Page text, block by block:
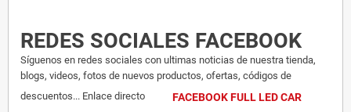
REDES SOCIALES FACEBOOK
Síguenos en redes sociales con ultimas noticias de nuestra tienda,
blogs, videos, fotos de nuevos productos, ofertas, códigos de
descuentos... Enlace directo
FACEBOOK FULL LED CAR